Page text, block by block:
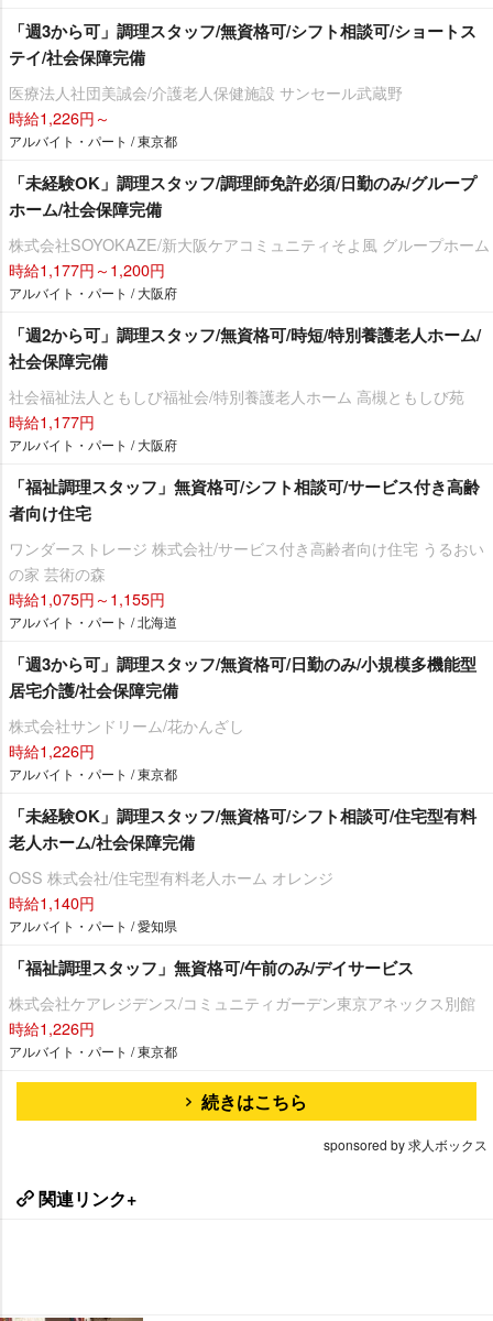
「週3から可」調理スタッフ/無資格可/シフト相談可/ショートス
テイ/社会保障完備
医療法人社団美誠会/介護老人保健施設 サンセール武蔵野
時給1,226円～
アルバイト・パート / 東京都
「未経験OK」調理スタッフ/調理師免許必須/日勤のみ/グループ
ホーム/社会保障完備
株式会社SOYOKAZE/新大阪ケアコミュニティそよ風 グループホーム
時給1,177円～1,200円
アルバイト・パート / 大阪府
「週2から可」調理スタッフ/無資格可/時短/特別養護老人ホーム/
社会保障完備
社会福祉法人ともしび福祉会/特別養護老人ホーム 高槻ともしび苑
時給1,177円
アルバイト・パート / 大阪府
「福祉調理スタッフ」無資格可/シフト相談可/サービス付き高齢
者向け住宅
ワンダーストレージ 株式会社/サービス付き高齢者向け住宅 うるおい
の家 芸術の森
時給1,075円～1,155円
アルバイト・パート / 北海道
「週3から可」調理スタッフ/無資格可/日勤のみ/小規模多機能型
居宅介護/社会保障完備
株式会社サンドリーム/花かんざし
時給1,226円
アルバイト・パート / 東京都
「未経験OK」調理スタッフ/無資格可/シフト相談可/住宅型有料
老人ホーム/社会保障完備
OSS 株式会社/住宅型有料老人ホーム オレンジ
時給1,140円
アルバイト・パート / 愛知県
「福祉調理スタッフ」無資格可/午前のみ/デイサービス
株式会社ケアレジデンス/コミュニティガーデン東京アネックス別館
時給1,226円
アルバイト・パート / 東京都
続きはこちら
sponsored by 求人ボックス
関連リンク+